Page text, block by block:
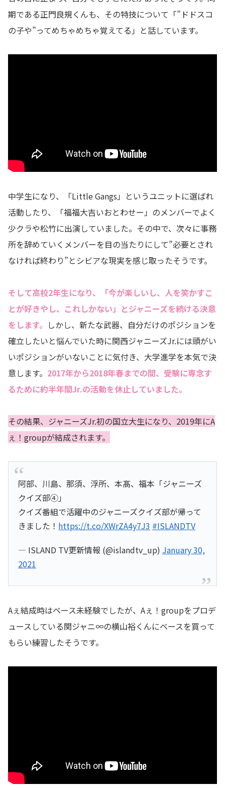
期である正門良規くんも、その特技について「”ドドスコ
の子や”ってめちゃめちゃ覚えてる」と話しています。
中学生になり、「Little Gangs」というユニットに選ばれ
活動したり、「福福大吉いおとわせー」のメンバーでよく
少クラや松竹に出演していました。その中で、次々に事務
所を辞めていくメンバーを目の当たりにして”必要とされ
なければ終わり”とシビアな現実を感じ取ったそうです。
そして高校2年生になり、「今が楽しいし、人を笑かすこ
とが好きやし、これしかない」とジャニーズを続ける決意
をします。 しかし、新たな武器、自分だけのポジションを
確立したいと悩んでいた時に関西ジャニーズJr.には頭がい
いポジションがいないことに気付き、大学進学を本気で決
意します。 2017年から2018年春までの間、受験に専念す
るために約半年間Jr.の活動を休止していました。
その結果、ジャニーズJr.初の国立大生になり、2019年にA
ぇ！groupが結成されます。
阿部、川島、那須、浮所、本髙、福本「ジャニーズ
クイズ部④」
クイズ番組で活躍中のジャニーズクイズ部が帰って
きました！ https://t.co/XWrZA4y7J3 #ISLANDTV
— ISLAND TV更新情報 (@islandtv_up) January 30,
2021
Aぇ結成時はベース未経験でしたが、Aぇ！groupをプロデ
ュースしている関ジャニ∞の横山裕くんにベースを買って
もらい練習したそうです。